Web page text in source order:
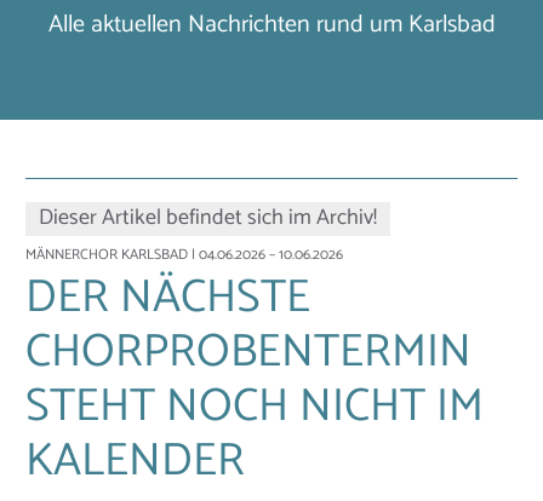
Alle aktuellen Nachrichten rund um Karlsbad
Dieser Artikel befindet sich im Archiv!
MÄNNERCHOR KARLSBAD | 04.06.2026 – 10.06.2026
DER NÄCHSTE
CHORPROBENTERMIN
STEHT NOCH NICHT IM
KALENDER